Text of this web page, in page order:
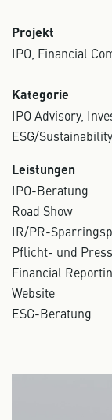
Projekt
IPO, Financial
Kategorie
IPO Advisory,
ESG/Sustainability
Leistungen
IPO-Beratung
Road Show
IR/PR-
Pflicht- und
Financial
Website
ESG-Beratung